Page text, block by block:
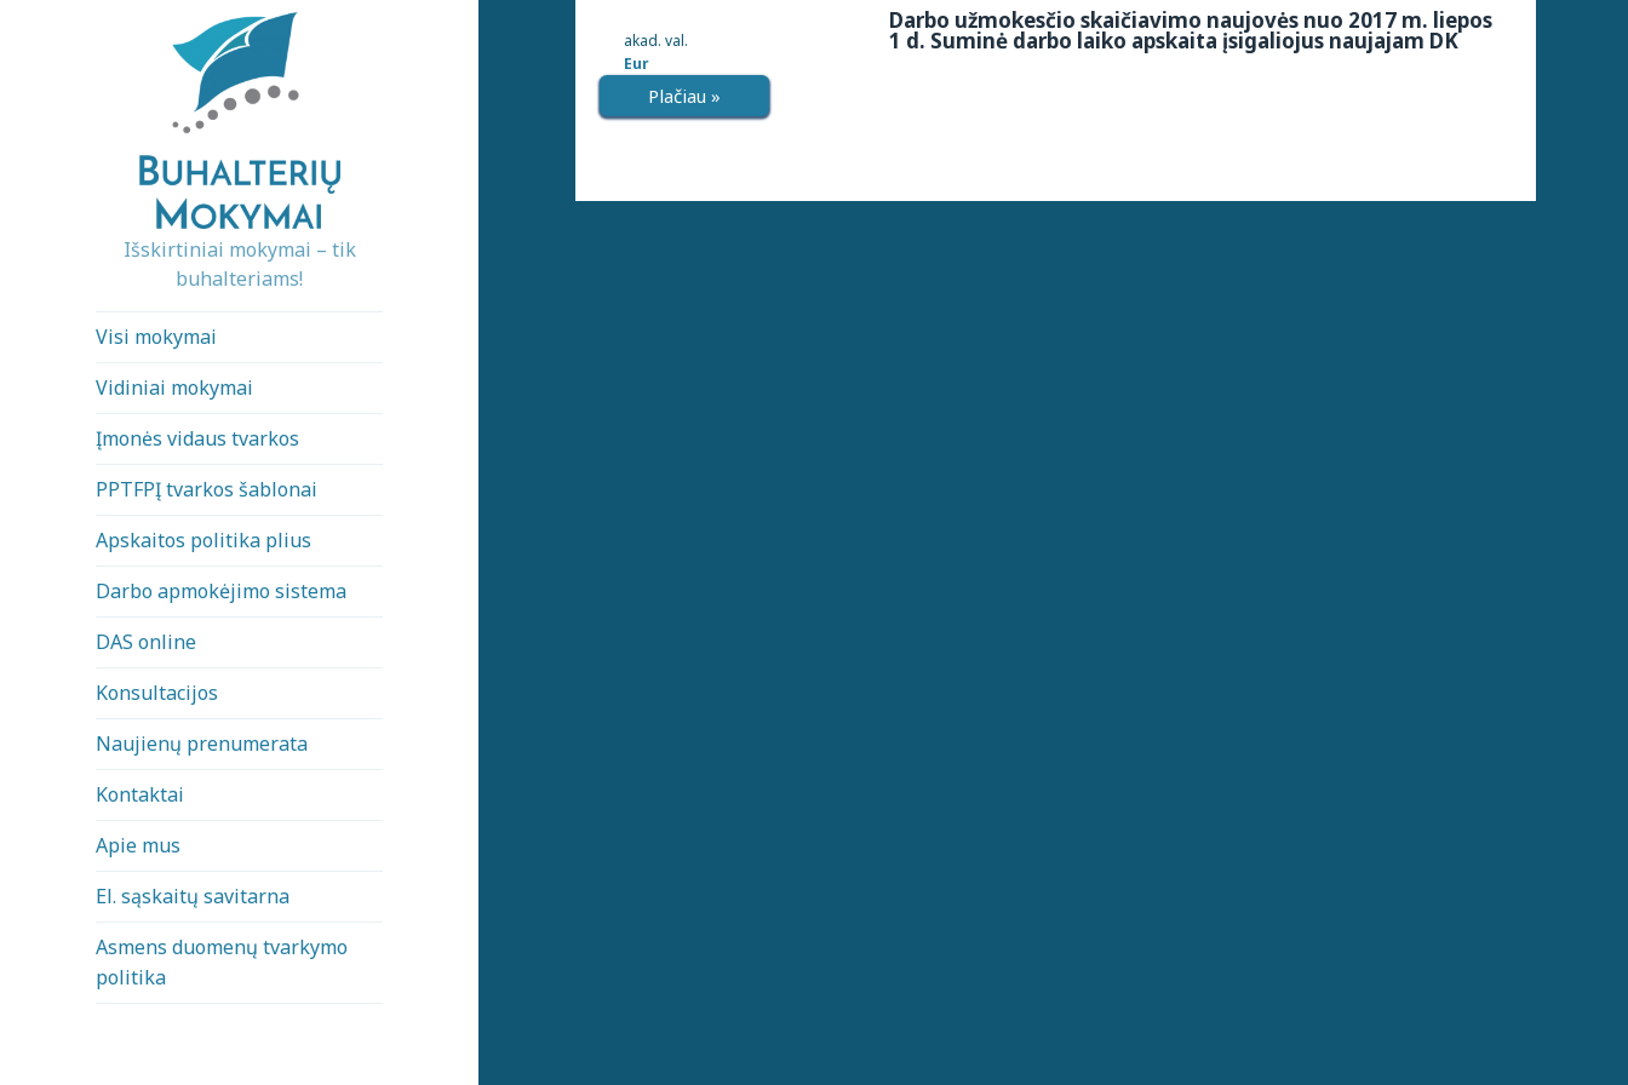
Išskirtiniai mokymai – tik
buhalteriams!
Visi mokymai
Vidiniai mokymai
Įmonės vidaus tvarkos
PPTFPĮ tvarkos šablonai
Apskaitos politika plius
Darbo apmokėjimo sistema
DAS online
Konsultacijos
Naujienų prenumerata
Kontaktai
Apie mus
El. sąskaitų savitarna
Asmens duomenų tvarkymo
politika
Darbo užmokesčio skaičiavimo naujovės nuo 2017 m. liepos
1 d. Suminė darbo laiko apskaita įsigaliojus naujajam DK
akad. val.
Eur
Plačiau »